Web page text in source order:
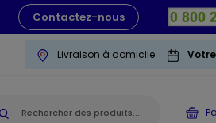
Contactez-nous
Livraison à domicile